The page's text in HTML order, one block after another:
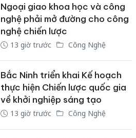
Ngoại giao khoa học và công
nghệ phải mở đường cho công
nghệ chiến lược
13 giờ trước Công Nghệ
Bắc Ninh triển khai Kế hoạch
thực hiện Chiến lược quốc gia
về khởi nghiệp sáng tạo
13 giờ trước Công Nghệ